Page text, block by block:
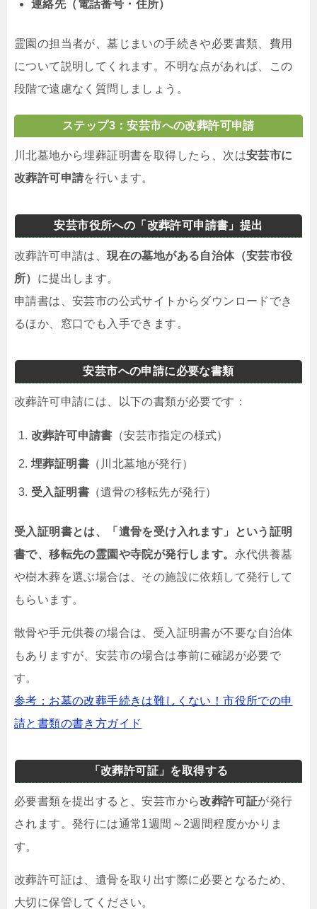
連絡先（電話番号・住所）
霊園の担当者が、墓じまいの手続きや必要書類、費用
について説明してくれます。不明な点があれば、この
段階で遠慮なく質問しましょう。
ステップ3：安芸市への改葬許可申請
川北墓地から埋葬証明書を取得したら、次は安芸市に
改葬許可申請を行います。
安芸市役所への「改葬許可申請書」提出
改葬許可申請は、現在の墓地がある自治体（安芸市役
所） に提出します。
申請書は、安芸市の公式サイトからダウンロードでき
るほか、窓口でも入手できます。
安芸市への申請に必要な書類
改葬許可申請には、以下の書類が必要です：
改葬許可申請書 （安芸市指定の様式）
埋葬証明書 （川北墓地が発行）
受入証明書 （遺骨の移転先が発行）
受入証明書とは、「遺骨を受け入れます」という証明
書で、移転先の霊園や寺院が発行します。 永代供養墓
や樹木葬を選ぶ場合は、その施設に依頼して発行して
もらいます。
散骨や手元供養の場合は、受入証明書が不要な自治体
もありますが、安芸市の場合は事前に確認が必要で
す。
参考：お墓の改葬手続きは難しくない！市役所での申
請と書類の書き方ガイド
「改葬許可証」を取得する
必要書類を提出すると、安芸市から改葬許可証が発行
されます。発行には通常1週間～2週間程度かかりま
す。
改葬許可証は、遺骨を取り出す際に必要となるため、
大切に保管してください。